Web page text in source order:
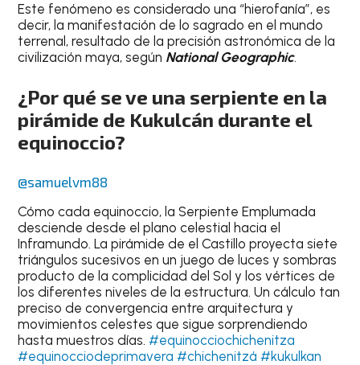
Este fenómeno es considerado una “hierofanía”, es
decir, la manifestación de lo sagrado en el mundo
terrenal, resultado de la precisión astronómica de la
civilización maya, según National Geographic.
¿Por qué se ve una serpiente en la
pirámide de Kukulcán durante el
equinoccio?
@samuelvm88
Cómo cada equinoccio, la Serpiente Emplumada
desciende desde el plano celestial hacia el
Inframundo. La pirámide de el Castillo proyecta siete
triángulos sucesivos en un juego de luces y sombras
producto de la complicidad del Sol y los vértices de
los diferentes niveles de la estructura. Un cálculo tan
preciso de convergencia entre arquitectura y
movimientos celestes que sigue sorprendiendo
hasta muestros días.#equinocciochichenitza
#equinocciodeprimavera #chichenitzá #kukulkan